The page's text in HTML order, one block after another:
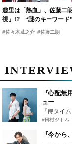
趣里は「熱血」、佐藤二
視」!? “謎のキーワード
『踊る大捜査線 N.E.W.』
#佐々木蔵之介 #佐藤二朗
『心配無
ュー
#田村ツトム
『今から